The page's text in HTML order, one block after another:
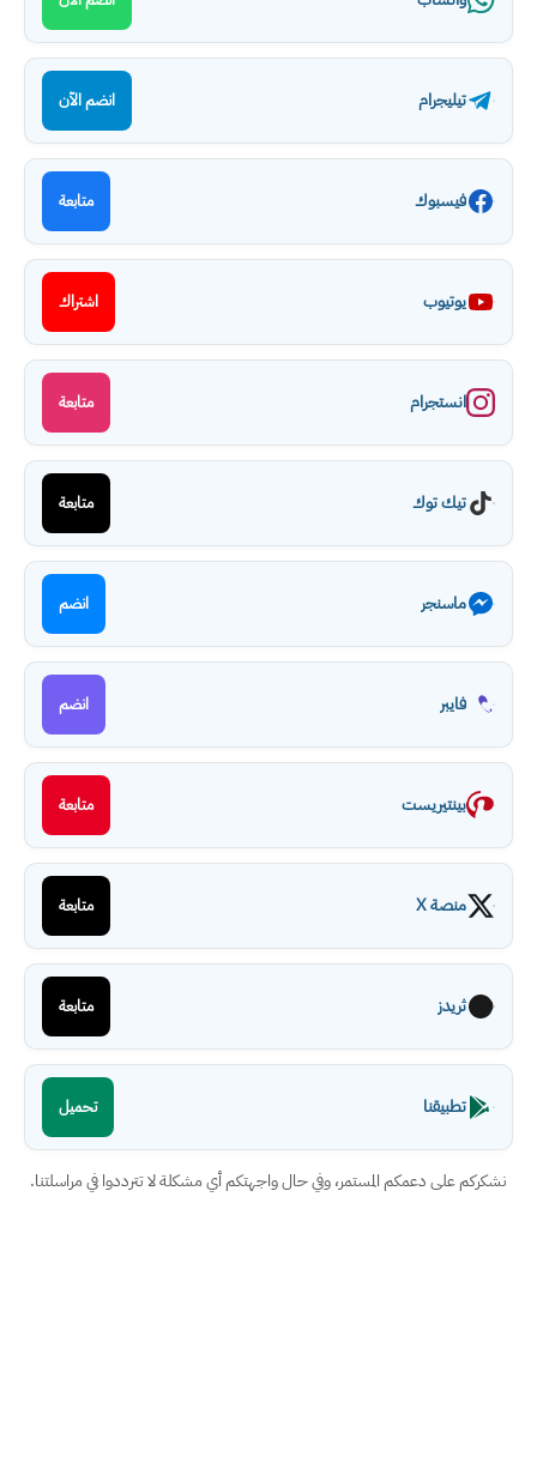
تيليجرام انضم الآن
فيسبوك متابعة
يوتيوب اشتراك
انستجرام متابعة
تيك توك متابعة
ماسنجر انضم
فايبر انضم
بينتيريست متابعة
منصة X متابعة
ثريدز متابعة
تطبيقنا تحميل
نشكركم على دعمكم المستمر، وفي حال واجهتكم أي مشكلة لا تترددوا في مراسلتنا.